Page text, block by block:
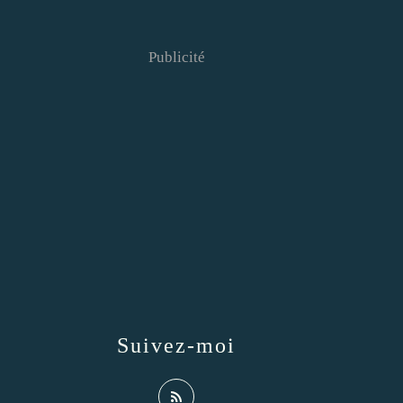
Suivez-moi
Publicité